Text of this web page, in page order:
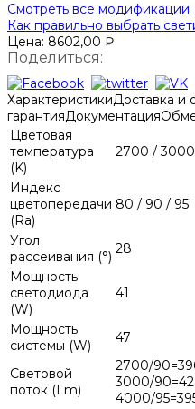
Смотреть все модификации
Как правильно выбрать
Цена: 8602,00 ₽
Поделиться:
ХарактеристикиДоставка и
гарантияДокументация
Цветовая
температура
(K)
2700 /
Индекс
цветопередачи
(Ra)
80 / 90 / 95
Угол
рассеивания (°) 28
Мощность
светодиода
(W)
41
Мощность
системы (W)
47
Световой
поток (Lm)
2700/
3000/
4000/